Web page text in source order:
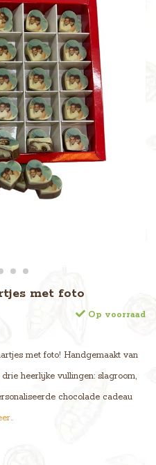
met foto
Op voorraad
met foto! Handgemaakt van
heerlijke vullingen: slagroom,
chocolade cadeau